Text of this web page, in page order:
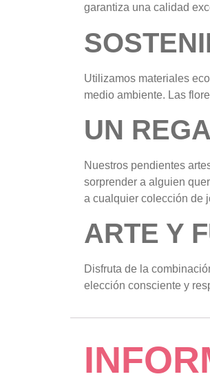
garantiza una calidad
Utilizamos materiales
medio ambiente. Las
UN
Nuestros pendientes
sorprender a alguien
a cualquier colección de
ARTE Y
Disfruta de la
elección consciente y